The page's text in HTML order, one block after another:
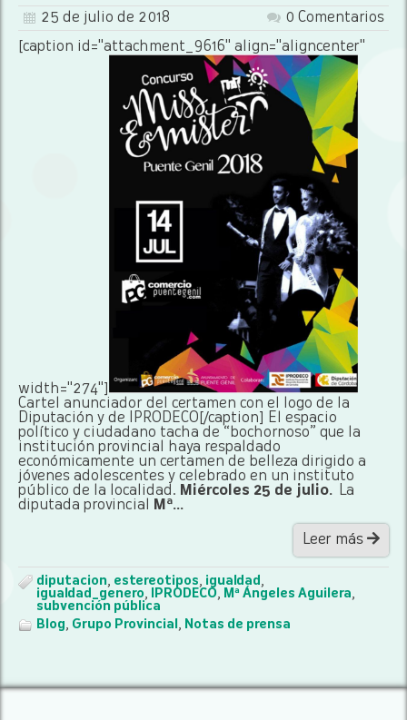
25 de julio de 2018
0 Comentarios
[caption id="attachment_9616" align="aligncenter"
width="274"]
Cartel anunciador del certamen con el logo de la
Diputación y de IPRODECO[/caption] El espacio
político y ciudadano tacha de “bochornoso” que la
institución provincial haya respaldado
económicamente un certamen de belleza dirigido a
jóvenes adolescentes y celebrado en un instituto
público de la localidad. Miércoles 25 de julio. La
diputada provincial
Mª...
Leer más
diputacion, estereotipos, igualdad ,
igualdad_genero, IPRODECO, Mª Ángeles Aguilera,
subvención pública
Blog, Grupo Provincial , Notas de prensa